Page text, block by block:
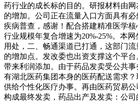
药行业的成长标的目的。研报材料由
的增加。公司正在流量入口方面具有
疾病普查，感谢！配合搭建精准医学
行业规模年复合增速为20%-25%。本
用处，二、畅通渠道已打通，这部门
的增加点。发改委也出资支撑这个平
带来利润添加。由于药品发卖受公共
有湖北医药集团本身的医药配送需求
供给个性化医疗办事。再由医药贸易
构成最终发卖，药品出产及发卖：公